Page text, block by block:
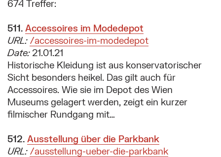
674 Treffer:
511. Suchergebnis:
Accessoires im Modedepot
URL: /accessoires-im-modedepot
Date:21.01.21
Historische Kleidung ist aus konservatorischer
Sicht besonders heikel. Das gilt auch für
Accessoires. Wie sie im Depot des Wien
Museums gelagert werden, zeigt ein kurzer
filmischer Rundgang mit…
512. Suchergebnis:
Ausstellung über die Parkbank
URL: /ausstellung-ueber-die-parkbank